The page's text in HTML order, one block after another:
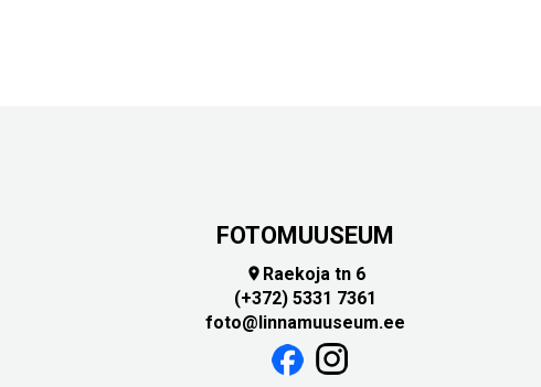
FOTOMUUSEUM
 Raekoja tn 6
(+372) 5331 7361
foto@linnamuuseum.ee